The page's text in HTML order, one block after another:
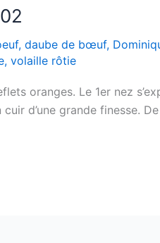
, daube de bœuf,
, volaille rôtie
oranges. Le 1er nez
d’une grande finesse.